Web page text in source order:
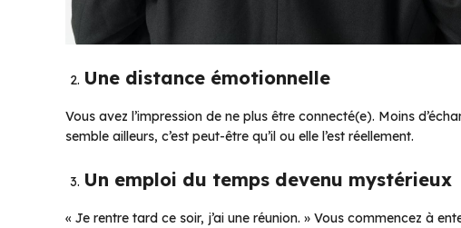
Une distance émotionnelle
Vous avez l’impression de ne plus être connecté(e). Moins
semble ailleurs, c’est peut-être qu’il ou elle l’est réellement.
Un emploi du temps devenu mystérieux
« Je rentre tard ce soir, j’ai une réunion. » Vous commencez à